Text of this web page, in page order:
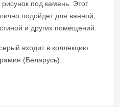
под камень. Этот
подойдет для ванной,
и других помещений.
входит в коллекцию
(Беларусь).